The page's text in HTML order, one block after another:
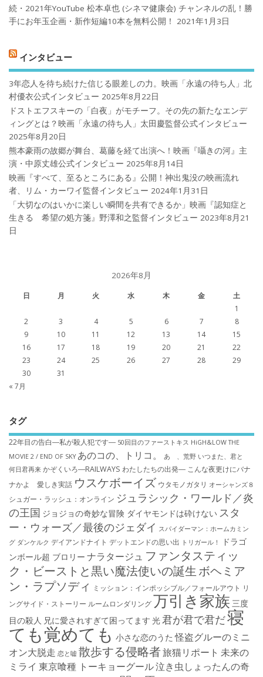
続・2021年YouTube 松本卓也 (シネマ健康会) チャンネルの乱！勝
手にお年玉企画・新作短編10本を無料公開！
2021年1月3日
インタビュー
3年恋人を待ち続けた信じる眼差しの力。映画「永遠の待ち人」北
村優衣公式インタビュー 2025年8月22日
ドストエフスキーの「白夜」がモチーフ。その先の新たなエンデ
ィングとは？映画「永遠の待ち人」太田慶監督公式インタビュー
2025年8月20日
熊本豪雨の故郷が舞台、葛藤を経て出演へ！映画『囁きの河』主
演・中原丈雄公式インタビュー 2025年8月14日
映画『すべて、至るところにある』公開！神出鬼没の映画流れ
者、リム・カーワイ監督インタビュー 2024年1月31日
「大切なのはいかに楽しい瞬間を共有できるか」映画『認知症と
生きる 希望の処方箋』野澤和之監督インタビュー 2023年8月21
日
2026年8月
日 月 火 水 木 金
土
1
2
3 4 5 6 7
8
9
10 11 12 13 14
15
16
17 18 19 20 21
22
23
24 25 26 27 28
29
30
31
« 7月
タグ
22年目の告白―私が殺人犯です― 50回目のファーストキス HiGH&LOW THE
MOVIE 2 / END OF SKY あのコの、トリコ。 あゝ、荒野 いつまた、君と
何日君再来 かぞくいろ―RAILWAYS わたしたちの出発― こんな夜更けにバナ
ナかよ 愛しき実話 ウスケボーイズ ウタモノガタリ オーシャンズ８
シュガー・ラッシュ：オ​ンライン ジュラシック・ワールド／炎
の王国 ジョジョの奇妙な冒険 ダイヤモンドは砕けない スタ
ー・ウォーズ／最後のジェダイ スパイダーマン：ホームカミン
グ ダンケルク デイアンドナイト デットエンドの思い出 トリガール！
ドラゴ
ンボール超 ブロリー ナラタージュ ファンタスティッ
ク・ビーストと黒い魔法使いの誕生 ボヘミア
ン・ラプソディ ミッション：インポッシブル／フォールアウト リ
ングサイド・ストーリー ルームロンダリング万引き家族 三度
目の殺人 兄に愛されすぎて困ってます 光君が君で君だ寝
ても覚めても 小さな恋のうた 怪盗グルーのミニ
オン大脱走 恋と嘘 散歩する侵略者旅猫リポート 未来の
ミライ 東京喰種 トーキョーグール泣き虫しょったんの奇